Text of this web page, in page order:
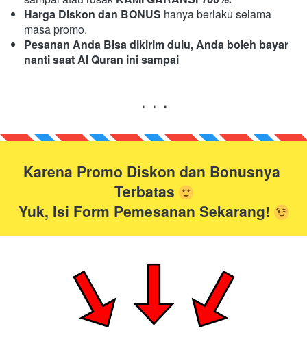
Harga Diskon dan BONUS hanya berlaku selama
masa promo.
Pesanan Anda Bisa dikirim dulu, Anda boleh bayar
nanti saat Al Quran ini sampai
.   .   .
Karena Promo Diskon dan Bonusnya
Terbatas
Yuk, Isi Form Pemesanan Sekarang!